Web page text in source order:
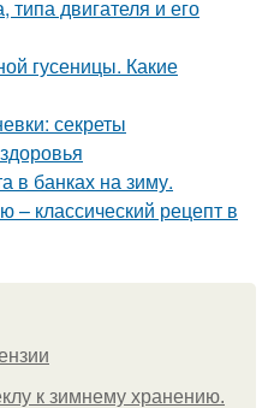
типа двигателя и его
гусеницы. Какие
секреты
в банках на зиму.
– классический рецепт в
к зимнему хранению.